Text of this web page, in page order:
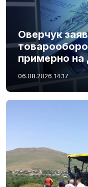
Оверчук
примерно на
06.08.2026 14:17